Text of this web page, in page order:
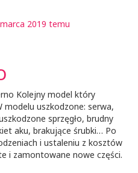
2019 temu
Kolejny model który
modelu uszkodzone: serwa,
sprzęgło, brudny
aku, brakujące śrubki… Po
i ustaleniu z kosztów
i zamontowane nowe części.